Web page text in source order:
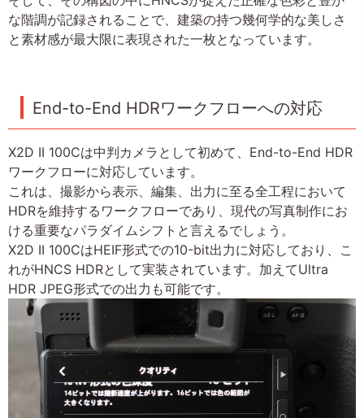
な階調が記録されることで、建築の持つ幾何学的な美しさ
と素材感が最大限に表現された一枚となっています。
End-to-End HDRワークフローへの対応
X2D II 100Cは中判カメラとして初めて、End-to-End HDR
ワークフローに対応しています。
これは、撮影から表示、編集、出力に至る全工程において
HDRを維持するワークフローであり、現代の写真制作にお
ける重要なパラダイムシフトと言えるでしょう。
X2D II 100CはHEIF形式での10-bit出力に対応しており、こ
れがHNCS HDRとして実装されています。加えてUltra
HDR JPEG形式での出力も可能です。